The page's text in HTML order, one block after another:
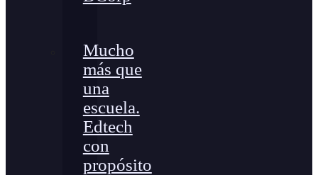
Mucho
más que
una
escuela.
Edtech
con
propósito